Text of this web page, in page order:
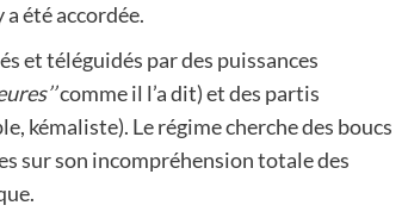
été accordée.
et téléguidés par des puissances
comme il l’a dit) et des partis
kémaliste). Le régime cherche des boucs
sur son incompréhension totale des